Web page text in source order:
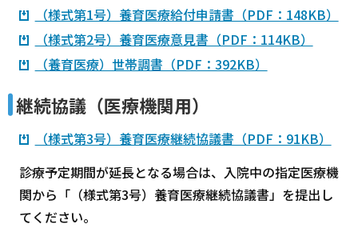
（様式第1号）養育医療給付申請書（PDF：148KB）
（様式第2号）養育医療意見書（PDF：114KB）
（養育医療）世帯調書（PDF：392KB）
継続協議（医療機関用）
（様式第3号）養育医療継続協議書（PDF：91KB）
診療予定期間が延長となる場合は、入院中の指定医療機
関から「（様式第3号）養育医療継続協議書」を提出し
てください。